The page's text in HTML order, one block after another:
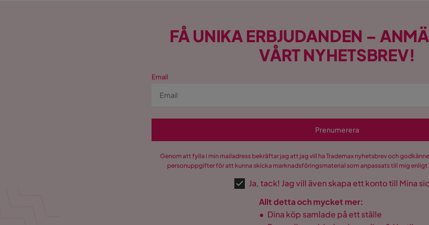
FÅ UNIKA ERBJUDANDEN –
VÅRT NYHETSBREV!
Email
Prenumerera
Genom att fylla i min mailadress bekräftar jag att jag vill ha Trademax nyhetsbrev och
personuppgifter för att kunna skicka marknadsföringsmaterial som anpassats till mig enligt
Ja, tack! Jag vill även skapa ett konto till Mina
Allt detta och mycket mer:
• Dina köp samlade på ett ställe